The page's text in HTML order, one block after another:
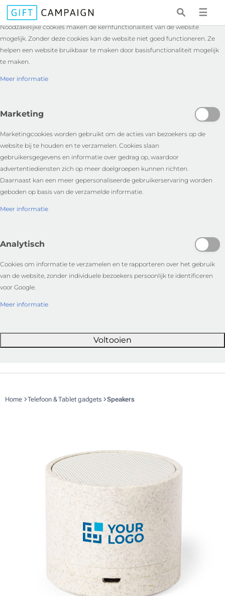
Essentieel
Noodzakelijke cookies maken de kernfunctionaliteit van de website
mogelijk. Zonder deze cookies kan de website niet goed functioneren. Ze
helpen een website bruikbaar te maken door basisfunctionaliteit mogelijk
te maken.
Meer informatie
Marketing
Marketingcookies worden gebruikt om de acties van bezoekers op de
website bij te houden en te verzamelen. Cookies slaan
gebruikersgegevens en informatie over gedrag op, waardoor
advertentiediensten zich op meer doelgroepen kunnen richten.
Daarnaast kan een meer gepersonaliseerde gebruikerservaring worden
geboden op basis van de verzamelde informatie.
Meer informatie
Analytisch
Cookies om informatie te verzamelen en te rapporteren over het gebruik
van de website, zonder individuele bezoekers persoonlijk te identificeren
voor Google.
Meer informatie
Voltooien
☰
Home Telefoon & Tablet gadgets Speakers